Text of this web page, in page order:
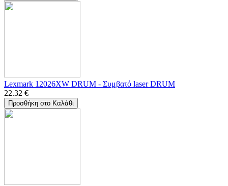
Lexmark 12026XW DRUM - Συμβατό laser DRUM
22.32 €
Προσθήκη στο Καλάθι